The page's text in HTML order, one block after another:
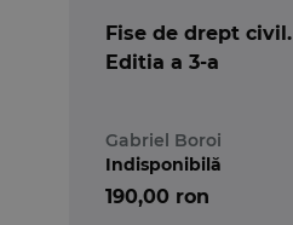
Fise de drept civil.
Editia a 3-a
Gabriel Boroi
190,00 ron
Indisponibilă